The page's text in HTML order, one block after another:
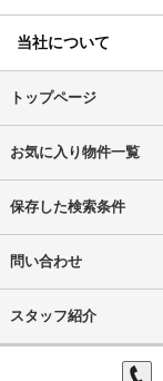
当社について
トップページ
お気に入り物件一覧
保存した検索条件
問い合わせ
スタッフ紹介